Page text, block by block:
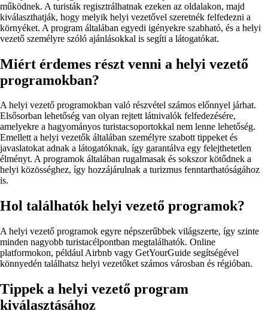
működnek. A turisták regisztrálhatnak ezeken az oldalakon, majd
kiválaszthatják, hogy melyik helyi vezetővel szeretnék felfedezni a
környéket. A program általában egyedi igényekre szabható, és a helyi
vezető személyre szóló ajánlásokkal is segíti a látogatókat.
Miért érdemes részt venni a helyi vezető
programokban?
A helyi vezető programokban való részvétel számos előnnyel járhat.
Elsősorban lehetőség van olyan rejtett látnivalók felfedezésére,
amelyekre a hagyományos turistacsoportokkal nem lenne lehetőség.
Emellett a helyi vezetők általában személyre szabott tippeket és
javaslatokat adnak a látogatóknak, így garantálva egy felejthetetlen
élményt. A programok általában rugalmasak és sokszor kötődnek a
helyi közösséghez, így hozzájárulnak a turizmus fenntarthatóságához
is.
Hol találhatók helyi vezető programok?
A helyi vezető programok egyre népszerűbbek világszerte, így szinte
minden nagyobb turistacélpontban megtalálhatók. Online
platformokon, például Airbnb vagy GetYourGuide segítségével
könnyedén találhatsz helyi vezetőket számos városban és régióban.
Tippek a helyi vezető program
kiválasztásához